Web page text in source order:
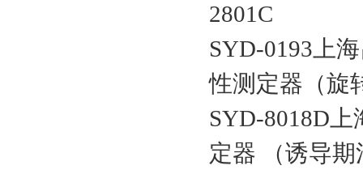
2801C
SYD-0193上
性测定器（旋
SYD-8018D
定器 （诱导期